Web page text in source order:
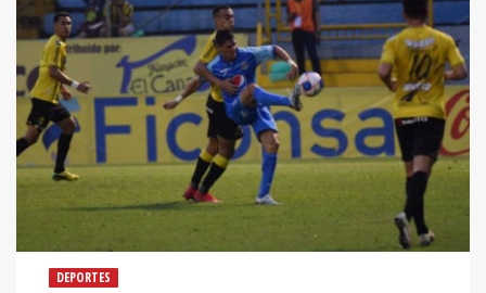
DEPORTES